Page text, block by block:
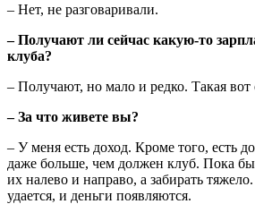
– Нет, не разговаривали.
– Получают ли сейчас какую-то
клуба?
– Получают, но мало и редко. Такая вот
– За что живете вы?
– У меня есть доход. Кроме того, есть
даже больше, чем должен клуб. Пока
их налево и направо, а забирать
удается, и деньги появляются.